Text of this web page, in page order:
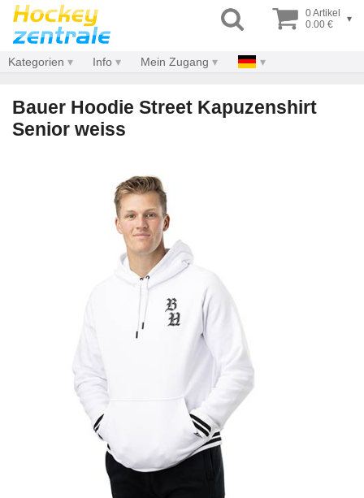
0 Artikel
0.00 €
▾
Kategorien Info Mein Zugang
Bauer Hoodie Street Kapuzenshirt
Senior weiss